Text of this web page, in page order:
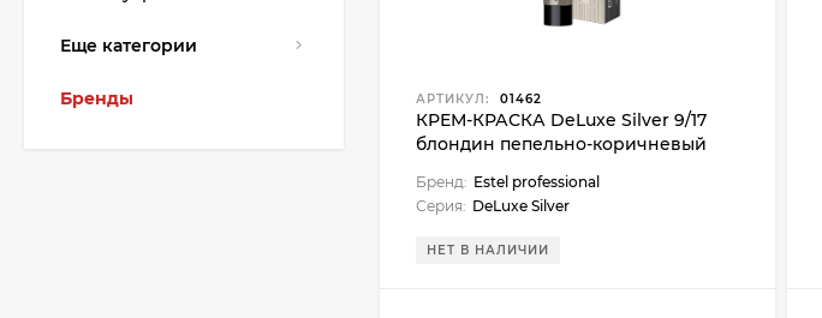
АРТИКУЛ: 01462
КРЕМ-КРАСКА DeLuxe Silver 9/17
блондин пепельно-коричневый
Бренд: Estel professional
Серия: DeLuxe Silver
НЕТ В НАЛИЧИИ
Еще категории
Бренды